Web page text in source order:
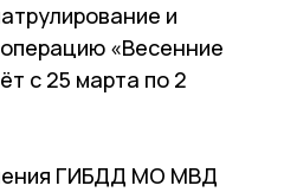
и
«Весенние
с 25 марта по 2
ГИБДД МО МВД